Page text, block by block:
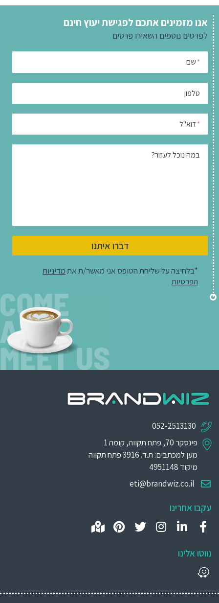
אנו מזמינים אתכם לפגישת יעוץ חינם
לפרטים נוספים השאירו פרטים
* שם
טלפון
*דוא"ל
במה נוכל לעזור?
דברו איתנו
*בלחיצה על שליחת הטופס אני מאשר/ת אתמדיניות
הפרטיות
052-2513130
פינסקר 70, פתח תקווה, קומה 1
מען למכתבים: ת.ד. 3916 פתח תקווה
מיקוד 4951148
eti@brandwiz.co.il
עקבו אחרינו
נווטו אלינו